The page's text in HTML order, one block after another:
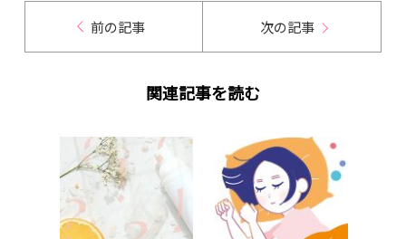
前の記事 次の記事
関連記事を読む